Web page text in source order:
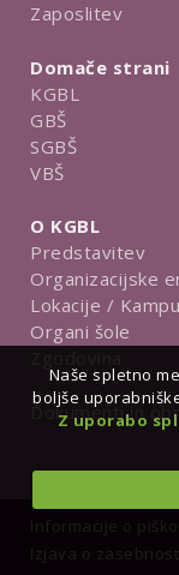
Zaposlitev
Domače strani
KGBL
GBŠ
SGBŠ
VBŠ
O KGBL
Predstavitev
Organizacijske
Lokacije /
Organi šole
Dokumenti in
Informacije o
Izjava o
Naše spletno
boljše
Z uporabo